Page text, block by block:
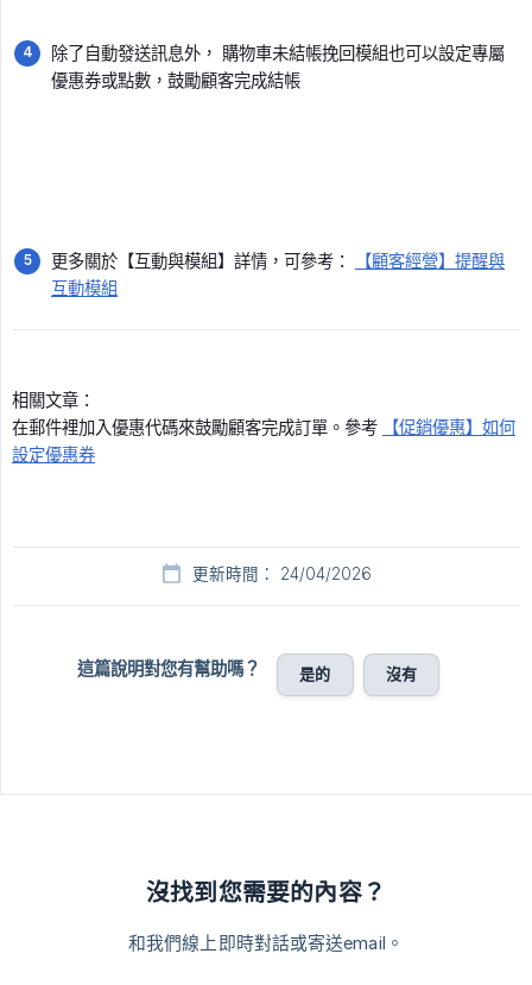
除了自動發送訊息外， 購物車未結帳挽回模組也可以設定專屬
優惠券或點數，鼓勵顧客完成結帳
更多關於【互動與模組】詳情，可參考：
【顧客經營】提醒與
互動模組
相關文章：
在郵件裡加入優惠代碼來鼓勵顧客完成訂單。參考
【促銷優惠】如何
設定優惠券
更新時間： 24/04/2026
這篇說明對您有幫助嗎？ 是的 沒有
沒找到您需要的內容？
和我們線上即時對話或寄送email。